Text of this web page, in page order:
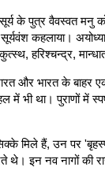
के पुत्र वैवस्वत मनु
कहलाया।
हरिश्चन्द्र,
और भारत के
में भी था। पुराणों में
मिले हैं, उन पर
इन नव नागों की